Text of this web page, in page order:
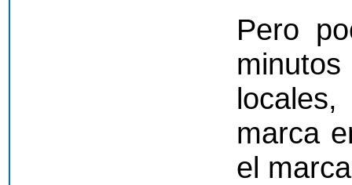
Pero
marca
el